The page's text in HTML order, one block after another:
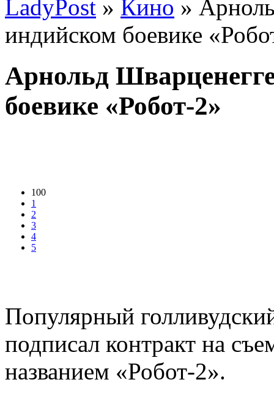
LadyPost » Кино »
индийском боевике
Арнольд
боевике «Робот-2»
100
1
2
3
4
5
Популярный
подписал контракт на
названием «Робот-2».